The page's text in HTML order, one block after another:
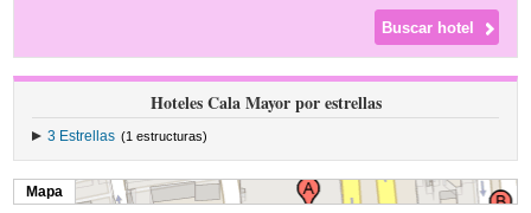
Hoteles Cala Mayor por estrellas
3 Estrellas (1 estructuras)
Mapa